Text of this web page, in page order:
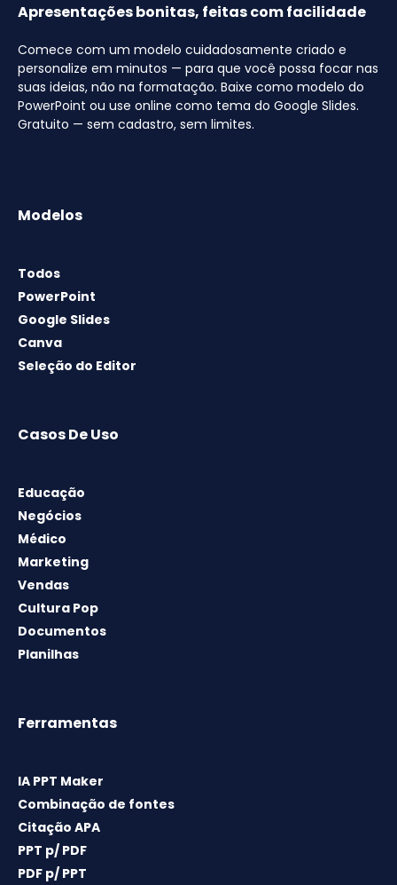
Apresentações bonitas, feitas com facilidade
Comece com um modelo cuidadosamente criado e
personalize em minutos — para que você possa focar nas
suas ideias, não na formatação. Baixe como modelo do
PowerPoint ou use online como tema do Google Slides.
Gratuito — sem cadastro, sem limites.
Modelos
Todos
PowerPoint
Google Slides
Canva
Seleção do Editor
Casos De Uso
Educação
Negócios
Médico
Marketing
Vendas
Cultura Pop
Documentos
Planilhas
Ferramentas
IA PPT Maker
Combinação de fontes
Citação APA
PPT p/ PDF
PDF p/ PPT